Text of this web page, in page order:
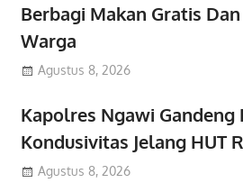
Berbagi Makan Gratis
Warga
Agustus 8, 2026
Kapolres Ngawi Gandeng
Kondusivitas Jelang HUT
Agustus 8, 2026